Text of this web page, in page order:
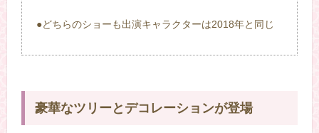
●どちらのショーも出演キャラクターは2018年と同じ
豪華なツリーとデコレーションが登場